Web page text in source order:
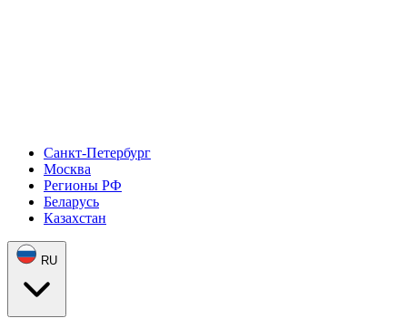
Санкт-Петербург
Москва
Регионы РФ
Беларусь
Казахстан
RU